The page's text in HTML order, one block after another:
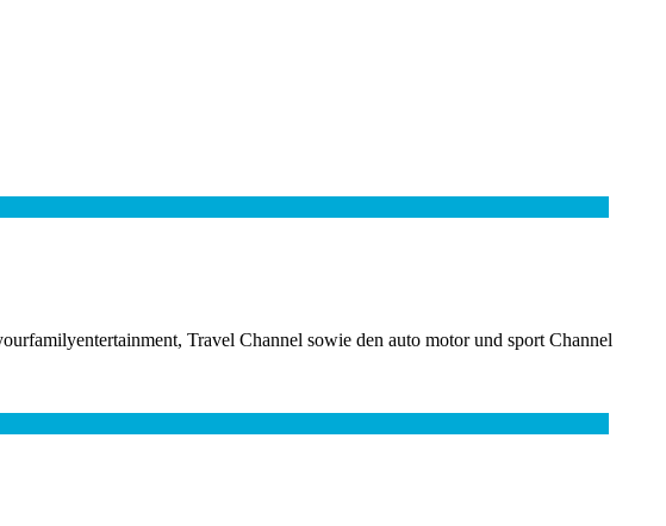
Travel Channel sowie den auto motor und sport Channel